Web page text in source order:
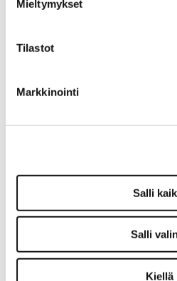
Mieltymykset
Tilastot
Markkinointi
Salli
Salli
Kiellä
Vetourat
Jätevesi